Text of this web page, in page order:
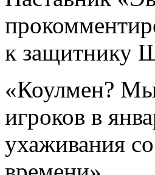
к защитнику
«Коулмен?
игроков в
ухаживания